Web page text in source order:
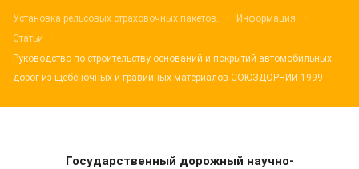
Установка рельсовых страховочных пакетов.
Информация
Статьи
Руководство по строительству оснований и покрытий автомобильных
дорог из щебеночных и гравийных материалов СОЮЗДОРНИИ 1999
Государственный дорожный научно-